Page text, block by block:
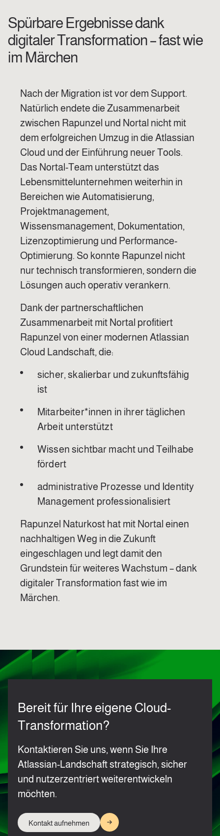
Spürbare Ergebnisse dank
digitaler Transformation – fast wie
im Märchen
Nach der Migration ist vor dem Support.
Natürlich endete die Zusammenarbeit
zwischen Rapunzel und Nortal nicht mit
dem erfolgreichen Umzug in die Atlassian
Cloud und der Einführung neuer Tools.
Das Nortal-Team unterstützt das
Lebensmittelunternehmen weiterhin in
Bereichen wie Automatisierung,
Projektmanagement,
Wissensmanagement, Dokumentation,
Lizenzoptimierung und Performance-
Optimierung. So konnte Rapunzel nicht
nur technisch transformieren, sondern die
Lösungen auch operativ verankern.
Dank der partnerschaftlichen
Zusammenarbeit mit Nortal profitiert
Rapunzel von einer modernen Atlassian
Cloud Landschaft, die:
sicher, skalierbar und zukunftsfähig
ist
Mitarbeiter*innen in ihrer täglichen
Arbeit unterstützt
Wissen sichtbar macht und Teilhabe
fördert
administrative Prozesse und Identity
Management professionalisiert
Rapunzel Naturkost hat mit Nortal einen
nachhaltigen Weg in die Zukunft
eingeschlagen und legt damit den
Grundstein für weiteres Wachstum – dank
digitaler Transformation fast wie im
Märchen.
Bereit für Ihre eigene Cloud-
Transformation?
Kontaktieren Sie uns, wenn Sie Ihre
Atlassian-Landschaft strategisch, sicher
und nutzerzentriert weiterentwickeln
möchten.
Kontakt aufnehmen